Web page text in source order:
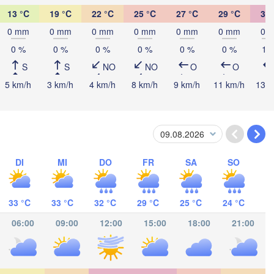
13 °C
0 mm
0 %
S
5 km/h
19 °C
0 mm
0 %
S
3 km/h
22 °C
0 mm
0 %
NO
4 km/h
25 °C
0 mm
0 %
NO
8 km/h
27 °C
0 mm
0 %
O
9 km/h
29 °C
0 mm
0 %
O
11 km/h
30
0
10
13
DI
33 °C
MI
33 °C
DO
32 °C
FR
29 °C
SA
25 °C
SO
24 °C
06:00 09:00 12:00 15:00 18:00 21:00
Managua
Sula
NICARAGUA
San José
COSTA RICA